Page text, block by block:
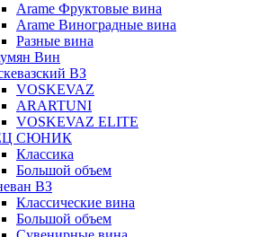
Arame Фруктовые вина
Arame Виноградные вина
Разные вина
Вин
ВЗ
VOSKEVAZ
ARARTUNI
VOSKEVAZ ELITE
СЮНИК
Классика
Большой объем
ВЗ
Классические вина
Большой объем